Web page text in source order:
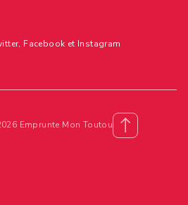
Facebook et Instagram
Emprunte Mon Toutou